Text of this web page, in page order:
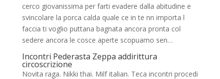
cerco giovanissima per farti evadere dalla abitudine e
svincolare la porca calda quale ce in te nn importa l
faccia ti voglio puttana bagnata ancora pronta col
sedere ancora le cosce aperte scopuamo sen…
Incontri Pederasta Zeppa addirittura
circoscrizione
Novita raga. Nikki thai. Milf italian. Teca incontri procedi